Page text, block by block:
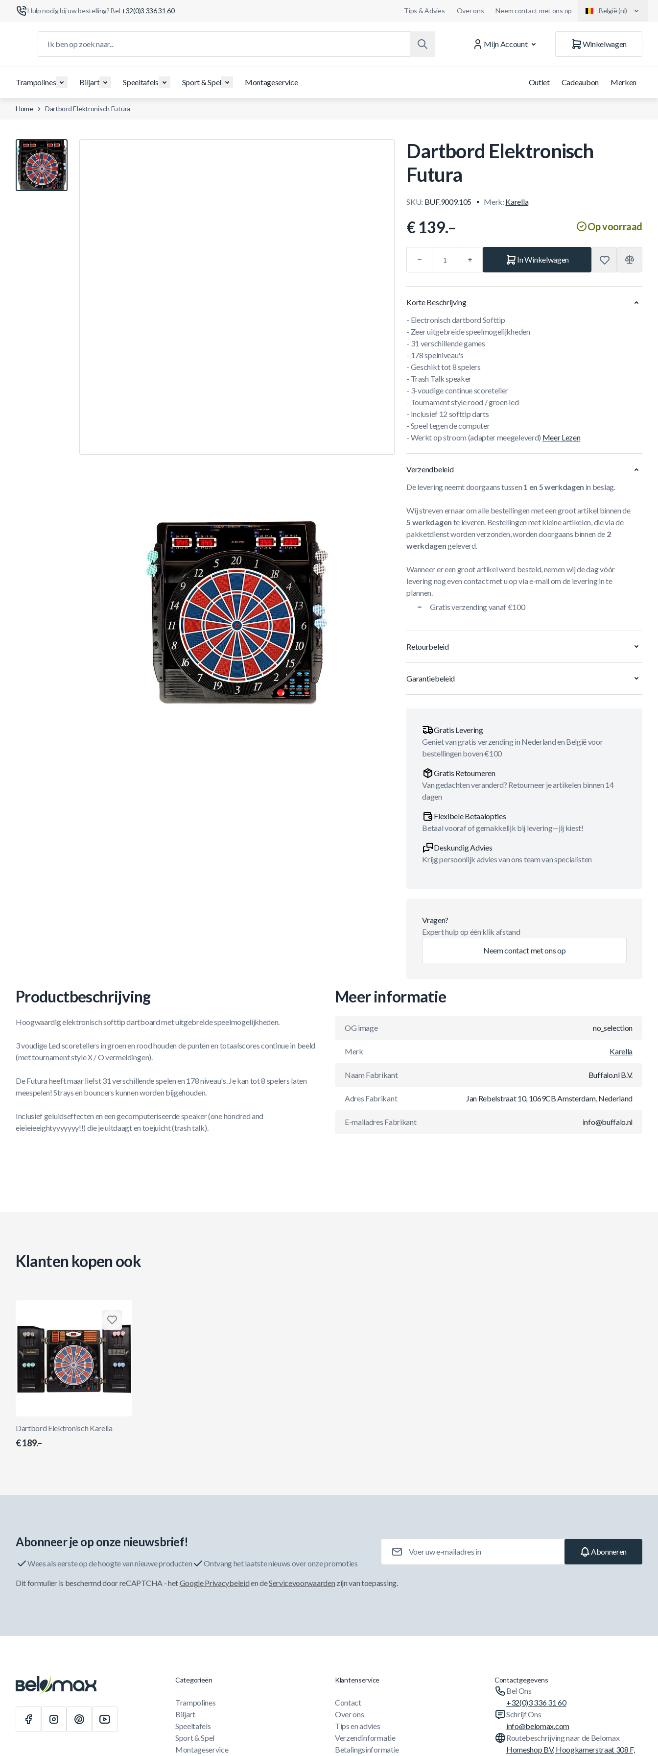
Hulp nodig bij uw bestelling? Bel +32(0)3 336 31 60 Tips & Advies Over ons Neem contact met ons op België (nl)
Mijn Account
Winkelwagen
Trampolines Biljart Speeltafels Sport & Spel Montageservice Outlet Cadeaubon Merken
Home Dartbord Elektronisch Futura
View larger image
Dartbord Elektronisch
Futura
SKU: BUF.9009.105 Merk: Karella
€ 139.– Op voorraad
In Winkelwagen
Korte Beschrijving
- Electronisch dartbord Softtip
- Zeer uitgebreide speelmogelijkheden
- 31 verschillende games
- 178 spelniveau's
- Geschikt tot 8 spelers
- Trash Talk speaker
- 3-voudige continue scoreteller
- Tournament style rood / groen led
- Inclusief 12 softtip darts
- Speel tegen de computer
- Werkt op stroom (adapter meegeleverd) Meer Lezen
Verzendbeleid
De levering neemt doorgaans tussen 1 en 5 werkdagen in beslag.
Wij streven ernaar om alle bestellingen met een groot artikel binnen de
5 werkdagen te leveren. Bestellingen met kleine artikelen, die via de
pakketdienst worden verzonden, worden doorgaans binnen de 2
werkdagengeleverd.
Wanneer er een groot artikel werd besteld, nemen wij de dag vóór
levering nog even contact met u op via e-mail om de levering in te
plannen.
Gratis verzending vanaf €100
Retourbeleid
Garantiebeleid
Gratis Levering
Geniet van gratis verzending in Nederland en België voor
bestellingen boven €100
Gratis Retourneren
Van gedachten veranderd? Retourneer je artikelen binnen 14
dagen
Flexibele Betaalopties
Betaal vooraf of gemakkelijk bij levering—jij kiest!
Deskundig Advies
Krijg persoonlijk advies van ons team van specialisten
Vragen?
Expert hulp op één klik afstand
Neem contact met ons op
Productbeschrijving
Hoogwaardig elektronisch softtip dartboard met uitgebreide speelmogelijkheden.
3 voudige Led scoretellers in groen en rood houden de punten en totaalscores continue in beeld
(met tournament style X / O vermeldingen).
De Futura heeft maar liefst 31 verschillende spelen en 178 niveau's. Je kan tot 8 spelers laten
meespelen! Strays en bouncers kunnen worden bijgehouden.
Inclusief geluidseffecten en een gecomputeriseerde speaker (one hondred and
eieieieeightyyyyyyy!!) die je uitdaagt en toejuicht (trash talk).
Meer informatie
OG image no_selection
Merk Karella
Naam Fabrikant Buffalo.nl B.V.
Adres Fabrikant Jan Rebelstraat 10, 1069CB Amsterdam, Nederland
E-mailadres Fabrikant info@buffalo.nl
Klanten kopen ook
Dartbord Elektronisch Karella
€ 189.–
Abonneer je op onze nieuwsbrief!
Wees als eerste op de hoogte van nieuwe producten Ontvang het laatste nieuws over onze promoties
Abonneren
Dit formulier is beschermd door reCAPTCHA - hetGoogle Privacybeleiden deServicevoorwaarden zijn van toepassing.
Categorieën
Trampolines
Biljart
Speeltafels
Sport & Spel
Montageservice
Klantenservice
Contact
Over ons
Tips en advies
Verzendinformatie
Betalingsinformatie
Contactgegevens
Bel Ons
+32(0)3 336 31 60
Schrijf Ons
info@belomax.com
Routebeschrijving naar de Belomax
Homeshop BV, Hoogkamerstraat 308 F,